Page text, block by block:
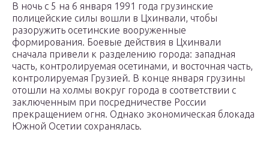
В ночь с 5 на 6 января 1991 года грузинские
полицейские силы вошли в Цхинвали, чтобы
разоружить осетинские вооруженные
формирования. Боевые действия в Цхинвали
сначала привели к разделению города: западная
часть, контролируемая осетинами, и восточная часть,
контролируемая Грузией. В конце января грузины
отошли на холмы вокруг города в соответствии с
заключенным при посредничестве России
прекращением огня. Однако экономическая блокада
Южной Осетии сохранялась.